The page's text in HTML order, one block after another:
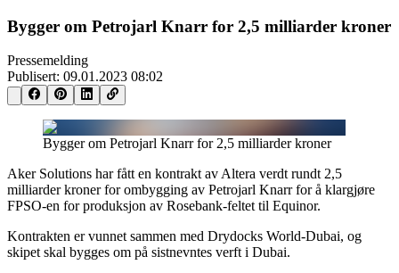
Bygger om Petrojarl Knarr for 2,5 milliarder kroner
Pressemelding
Publisert: 09.01.2023 08:02
Bygger om Petrojarl Knarr for 2,5 milliarder kroner
Aker Solutions har fått en kontrakt av Altera verdt rundt 2,5
milliarder kroner for ombygging av Petrojarl Knarr for å klargjøre
FPSO-en for produksjon av Rosebank-feltet til Equinor.
Kontrakten er vunnet sammen med Drydocks World-Dubai, og
skipet skal bygges om på sistnevntes verft i Dubai.